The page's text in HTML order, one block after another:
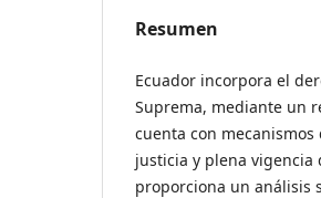
Resumen
Ecuador incorpora el
Suprema, mediante un
cuenta con
justicia y plena vigencia
proporciona un análisis